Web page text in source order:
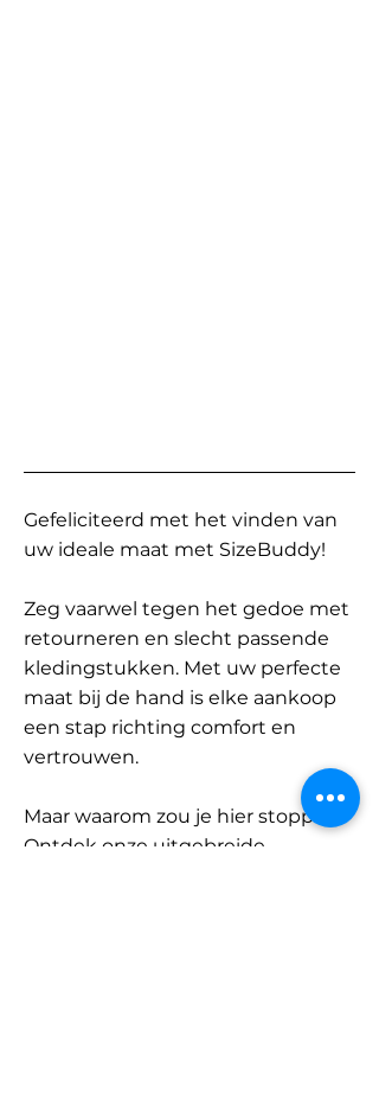
Gefeliciteerd met het vinden van
uw ideale maat met SizeBuddy!
Zeg vaarwel tegen het gedoe met
retourneren en slecht passende
kledingstukken. Met uw perfecte
maat bij de hand is elke aankoop
een stap richting comfort en
vertrouwen.
Maar waarom zou je hier stoppen?
Ontdek onze uitgebreide